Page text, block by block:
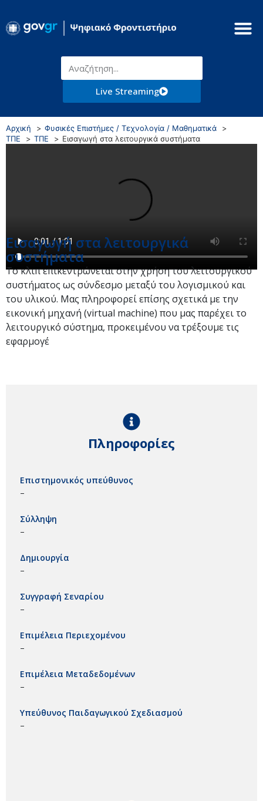
Live Streaming
Αρχική
Φυσικές Επιστήμες / Τεχνολογία / Μαθηματικά
ΤΠΕ
ΤΠΕ Εισαγωγή στα λειτουργικά συστήματα
Εισαγωγή στα λειτουργικά
συστήματα
Το κλιπ επικεντρώνεται στην χρήση του λειτουργικού
συστήματος ως σύνδεσμο μεταξύ του λογισμικού και
του υλικού. Μας πληροφορεί επίσης σχετικά με την
εικονική μηχανή (virtual machine) που μας παρέχει το
λειτουργικό σύστημα, προκειμένου να τρέξουμε τις
εφαρμογέ
Πληροφορίες
Επιστημονικός υπεύθυνος
–
Σύλληψη
–
Δημιουργία
–
Συγγραφή Σεναρίου
–
Επιμέλεια Περιεχομένου
–
Επιμέλεια Μεταδεδομένων
–
Υπεύθυνος Παιδαγωγικού Σχεδιασμού
–